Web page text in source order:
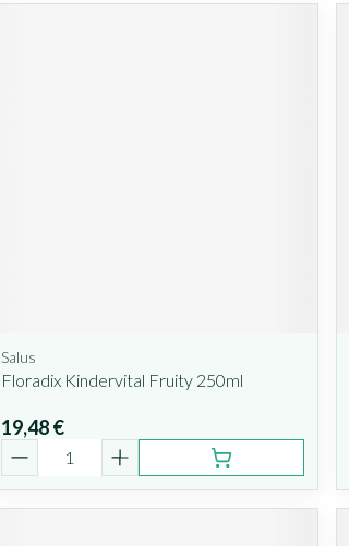
Salus
Floradix Kindervital Fruity 250ml
19,48 €
Quantité